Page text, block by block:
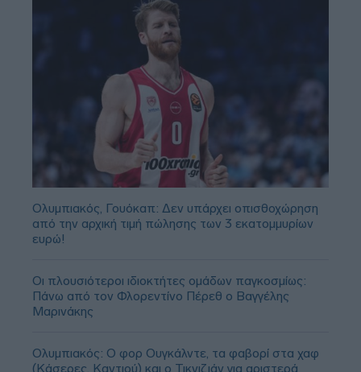
Ολυμπιακός, Γουόκαπ: Δεν υπάρχει οπισθοχώρηση
από την αρχική τιμή πώλησης των 3 εκατομμυρίων
ευρώ!
Οι πλουσιότεροι ιδιοκτήτες ομάδων παγκοσμίως:
Πάνω από τον Φλορεντίνο Πέρεθ ο Βαγγέλης
Μαρινάκης
Ολυμπιακός: Ο φορ Ουγκάλντε, τα φαβορί στα χαφ
(Κάσερες, Καντιού) και ο Τικνιζιάν για αριστερά